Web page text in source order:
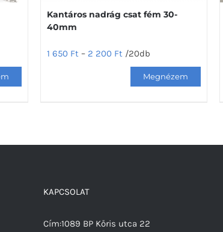
Kantáros nadrág csat fém 30-
40mm
1 650 Ft – 2 200 Ft /20db
változatok
termékoldalon
KAPCSOLAT
Cím:1089 BP Kőris utca 22